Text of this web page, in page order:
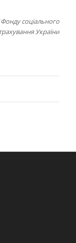
соціального
України